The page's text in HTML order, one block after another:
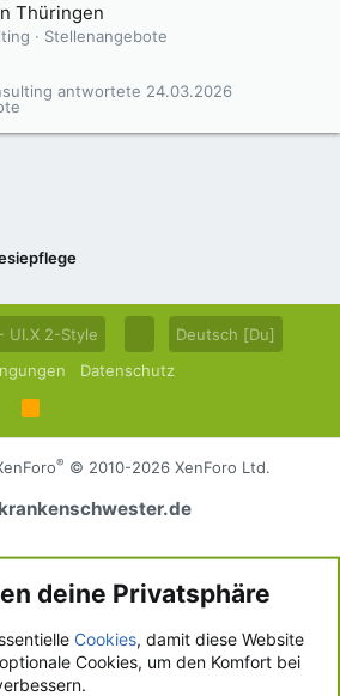
Thüringen
Stellenangebote
24.03.2026
UI.X 2-Style
Deutsch [Du]
Datenschutz
R
S
S
® © 2010-2026 XenForo Ltd.
deine Privatsphäre
Cookies, damit diese Website
Cookies, um den Komfort bei